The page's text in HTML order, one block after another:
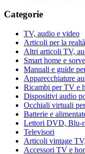
Categorie
TV, audio e video
Articoli per la
Altri articoli TV,
Smart home e
Manuali e guide
Apparecchiature
Ricambi per TV e
Dispositivi audio
Occhiali virtuali
Batterie e
Lettori DVD, Blu-
Televisori
Articoli vintage
Accessori TV e